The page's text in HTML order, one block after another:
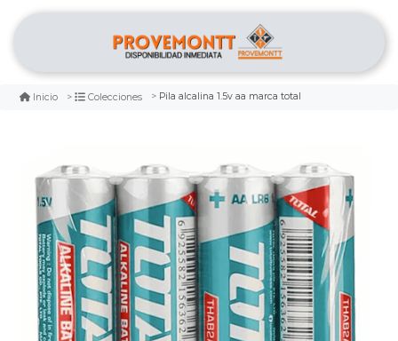
Inicio Colecciones Pila alcalina 1.5v aa marca total